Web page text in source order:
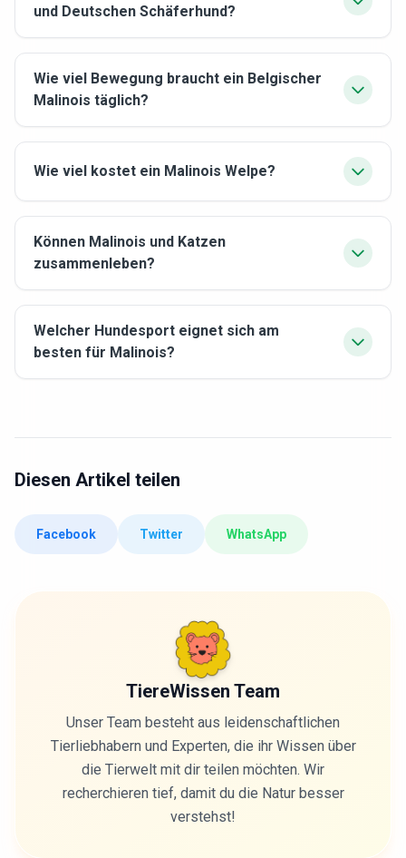
und Deutschen Schäferhund?
Wie viel Bewegung braucht ein Belgischer
Malinois täglich?
Wie viel kostet ein Malinois Welpe?
Können Malinois und Katzen
zusammenleben?
Welcher Hundesport eignet sich am
besten für Malinois?
Diesen Artikel teilen
Facebook Twitter WhatsApp
TiereWissen Team
Unser Team besteht aus leidenschaftlichen
Tierliebhabern und Experten, die ihr Wissen über
die Tierwelt mit dir teilen möchten. Wir
recherchieren tief, damit du die Natur besser
verstehst!